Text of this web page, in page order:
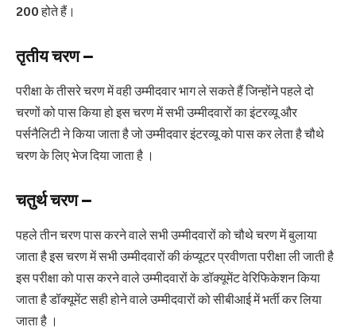
200 होते हैं।
तृतीय चरण –
परीक्षा के तीसरे चरण में वही उम्मीदवार भाग ले सकते हैं जिन्होंने पहले दो
चरणों को पास किया हो इस चरण में सभी उम्मीदवारों का इंटरव्यू और
पर्सनैलिटी ने किया जाता है जो उम्मीदवार इंटरव्यू को पास कर लेता है चौथे
चरण के लिए भेज दिया जाता है ।
चतुर्थ चरण –
पहले तीन चरण पास करने वाले सभी उम्मीदवारों को चौथे चरण में बुलाया
जाता है इस चरण में सभी उम्मीदवारों की कंप्यूटर प्रवीणता परीक्षा ली जाती है
इस परीक्षा को पास करने वाले उम्मीदवारों के डॉक्यूमेंट वेरिफिकेशन किया
जाता है डॉक्यूमेंट सही होने वाले उम्मीदवारों को सीबीआई में भर्ती कर लिया
जाता है ।